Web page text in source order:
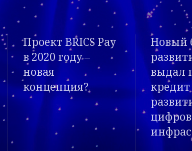
Новый банк
развития БРИКС
выдал первый
кредит для
развития
цифровой
инфраструктуры
БРИКС